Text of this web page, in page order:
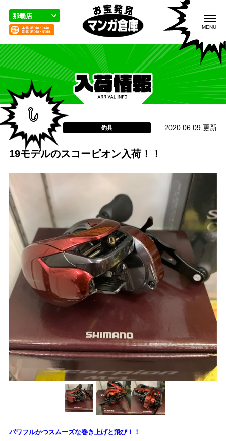
ジ
の
先
頭
す
MENU
入荷情報 取扱品目 買取のご案内
宅配／出張買取 店舗案内
プライバシーポリシー 求人情報
English
公式 トレジャー
公式 アミューズ
アミューズ
トレトレ倉庫 糸満店
トレトレ倉庫 あわせモー
ル店
那覇店
釣具 2020.06.09 更新
19モデルのスコーピオン入荷！！
パワフルかつスムーズな巻き上げと飛び！！